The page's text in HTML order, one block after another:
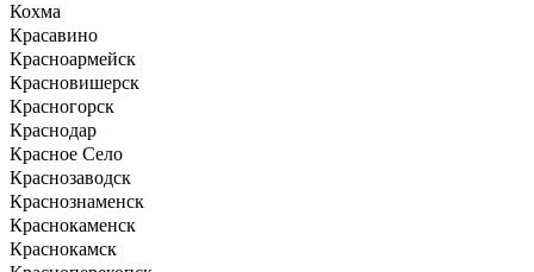
Кохма
Красавино
Красноармейск
Красновишерск
Красногорск
Краснодар
Красное Село
Краснозаводск
Краснознаменск
Краснокаменск
Краснокамск